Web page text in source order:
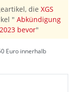
die XGS
" Abkündigung
bevor"
Euro innerhalb